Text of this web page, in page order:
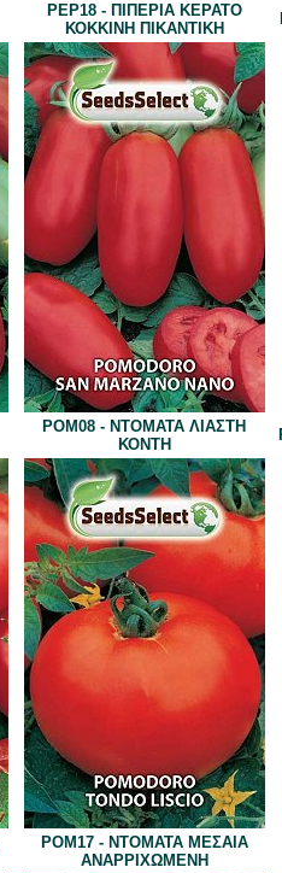
PEP18 - ΠΙΠΕΡΙΑ ΚΕΡΑΤΟ
ΚΟΚΚΙΝΗ ΠΙΚΑΝΤΙΚΗ
POM08 - ΝΤΟΜΑΤΑ ΛΙΑΣΤΗ
ΚΟΝΤΗ
POM17 - ΝΤΟΜΑΤΑ ΜΕΣΑΙΑ
ΑΝΑΡΡΙΧΩΜΕΝΗ